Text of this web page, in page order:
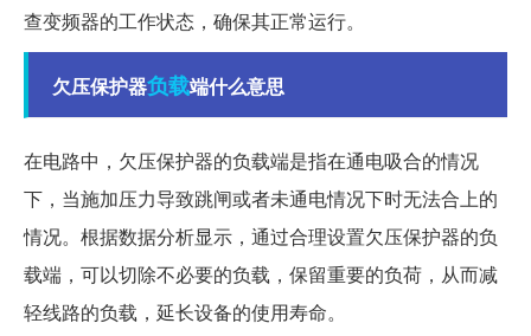
查变频器的工作状态，确保其正常运行。
欠压保护器负载端什么意思
在电路中，欠压保护器的负载端是指在通电吸合的情况
下，当施加压力导致跳闸或者未通电情况下时无法合上的
情况。根据数据分析显示，通过合理设置欠压保护器的负
载端，可以切除不必要的负载，保留重要的负荷，从而减
轻线路的负载，延长设备的使用寿命。